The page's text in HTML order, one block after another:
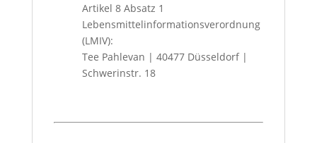
Artikel 8 Absatz 1
Lebensmittelinformationsverordnung
(LMIV):
Tee Pahlevan | 40477 Düsseldorf |
Schwerinstr. 18